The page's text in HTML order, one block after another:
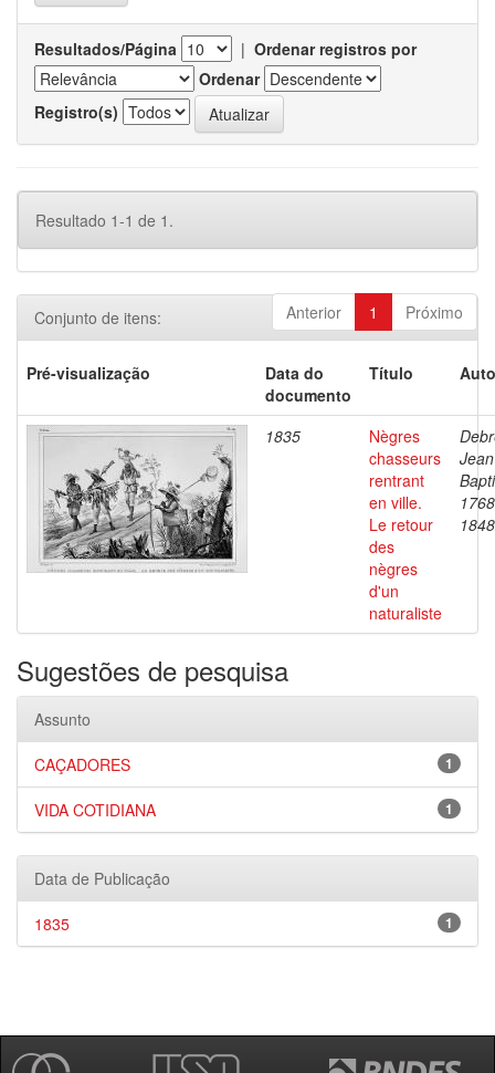
Resultados/Página | Ordenar registros por
Ordenar
Registro(s)
Resultado 1-1 de 1.
Anterior 1 Próximo
Conjunto de itens:
Pré-visualização
Data do
documento
Título
1835
Nègres
chasseurs
rentrant
en ville.
Le retour
des
nègres
d'un
naturaliste
Jean
1848
Sugestões de pesquisa
Assunto
1
CAÇADORES
1
VIDA COTIDIANA
Data de Publicação
1
1835